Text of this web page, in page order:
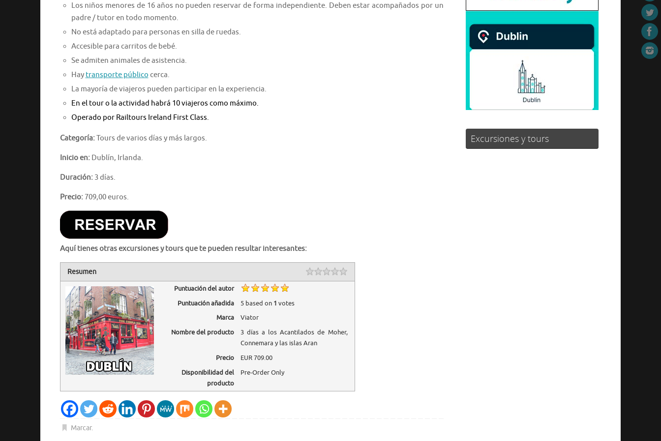
Los niños menores de 16 años no pueden reservar de forma independiente. Deben estar acompañados por un
padre / tutor en todo momento.
No está adaptado para personas en silla de ruedas.
Accesible para carritos de bebé.
Se admiten animales de asistencia.
Hay transporte público cerca.
La mayoría de viajeros pueden participar en la experiencia.
En el tour o la actividad habrá 10 viajeros como máximo.
Operado por Railtours Ireland First Class.
Categoría:Tours de varios días y más largos.
Inicio en: Dublín, Irlanda.
Duración: 3 días.
Precio: 709,00 euros.
Aquí tienes otras excursiones y tours que te pueden resultar interesantes:
Resumen
Puntuación del autor
Puntuación añadida
5based on 1 votes
Marca
Viator
Nombre del producto
3 días a los Acantilados de Moher,
Connemara y las islas Aran
Precio
EUR709.00
Disponibilidad del
producto
Pre-Order Only
Marcar.
Excursiones y tours